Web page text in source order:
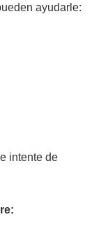
ayudarle:
intente de